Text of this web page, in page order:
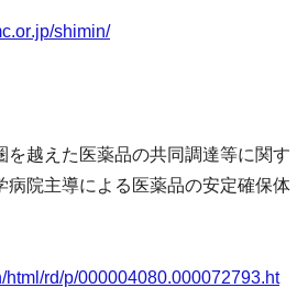
shimin/
を越えた医薬品の共同調達等に関す
病院主導による医薬品の安定確保体
html/rd/p/000004080.000072793.ht